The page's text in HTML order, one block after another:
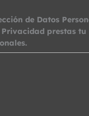
de Datos
prestas tu